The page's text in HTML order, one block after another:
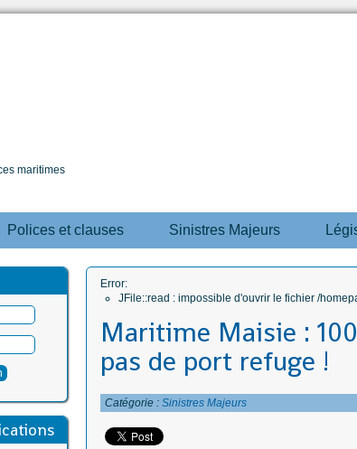
Polices et clauses Sinistres Majeurs
Error:
JFile::read : impossible d'ouvrir le fichier /
Maritime Maisie :
pas de port refuge !
Catégorie : Sinistres Majeurs